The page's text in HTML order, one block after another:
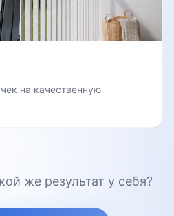
на качественную
же результат у себя?